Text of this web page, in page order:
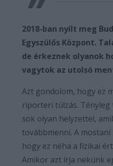
2018-ban nyílt meg
Egyszülős Központ.
de érkeznek olyanok
vagytok az utolsó
Azt gondolom, hogy ez
riporteri túlzás.
sok olyan helyzettel,
továbbmenni. A
hogy ez néha a fizikai
Amikor azt írja nekünk